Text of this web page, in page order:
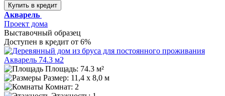
Купить в кредит
Акварель
Проект дома
Выставочный образец
Доступен в кредит от 6%
Площадь: 74.3 м²
Размер: 11,4 х 8,0 м
Комнат: 2